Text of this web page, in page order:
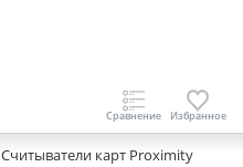
Считыватели карт Proximity